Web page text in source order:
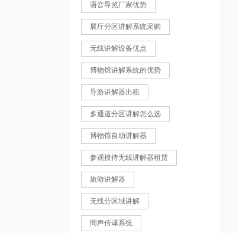
语音导览厂家优势
展厅分区讲解系统采购
无线讲解设备优点
博物馆讲解系统的优势
导游讲解器出租
多通道分区讲解怎么选
博物馆自助讲解器
参观接待无线讲解器租赁
旅游讲解器
无线分区域讲解
同声传译系统